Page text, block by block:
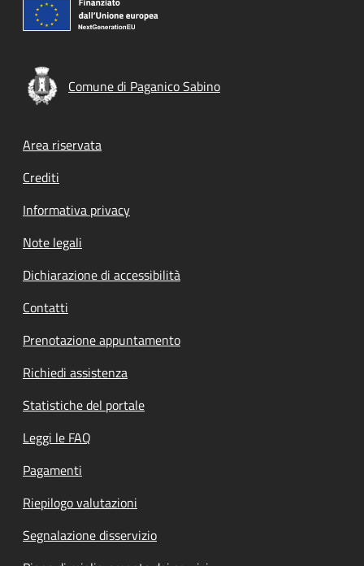
Comune di Paganico Sabino
Footer menu
Area riservata
Crediti
Informativa privacy
Note legali
Dichiarazione di accessibilità
Contatti
Prenotazione appuntamento
Richiedi assistenza
Statistiche del portale
Leggi le FAQ
Pagamenti
Riepilogo valutazioni
Segnalazione disservizio